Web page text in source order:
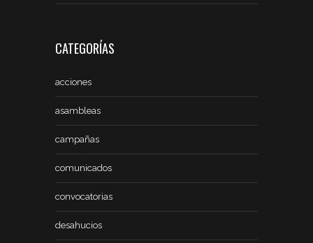
CATEGORÍAS
acciones
asambleas
campañas
comunicados
convocatorias
desahucios